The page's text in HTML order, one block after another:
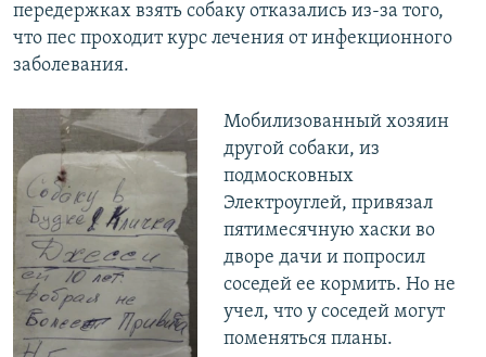
передержках взять собаку отказались из-за того,
что пес проходит курс лечения от инфекционного
заболевания.
Мобилизованный хозяин
другой собаки, из
подмосковных
Электроуглей, привязал
пятимесячную хаски во
дворе дачи и попросил
соседей ее кормить. Но не
учел, что у соседей могут
поменяться планы.